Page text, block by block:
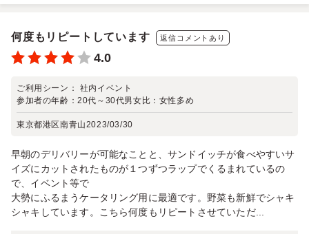
何度もリピートしています 返信コメントあり
4.0
ご利用シーン： 社内イベント
参加者の年齢：20代～30代男女比： 女性多め
東京都港区南青山2023/03/30
早朝のデリバリーが可能なことと、サンドイッチが食べやすいサ
イズにカットされたものが１つずつラップでくるまれているの
で、イベント等で
大勢にふるまうケータリング用に最適です。野菜も新鮮でシャキ
シャキしています。こちら何度もリピートさせていただ...